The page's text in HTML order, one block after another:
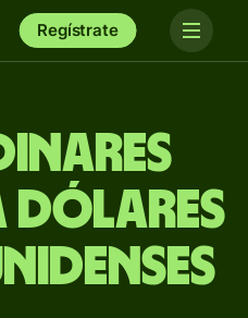
Regístrate
dólares